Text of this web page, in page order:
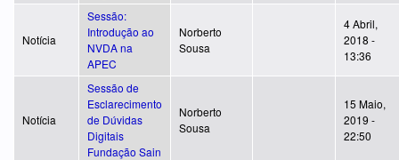
Notícia
Sessão:
Introdução ao
NVDA na
APEC
Norberto
Sousa
4 Abril,
2018 -
13:36
Notícia
Sessão de
Esclarecimento
de Dúvidas
Digitais
Fundação Sain
Norberto
Sousa
15 Maio,
2019 -
22:50